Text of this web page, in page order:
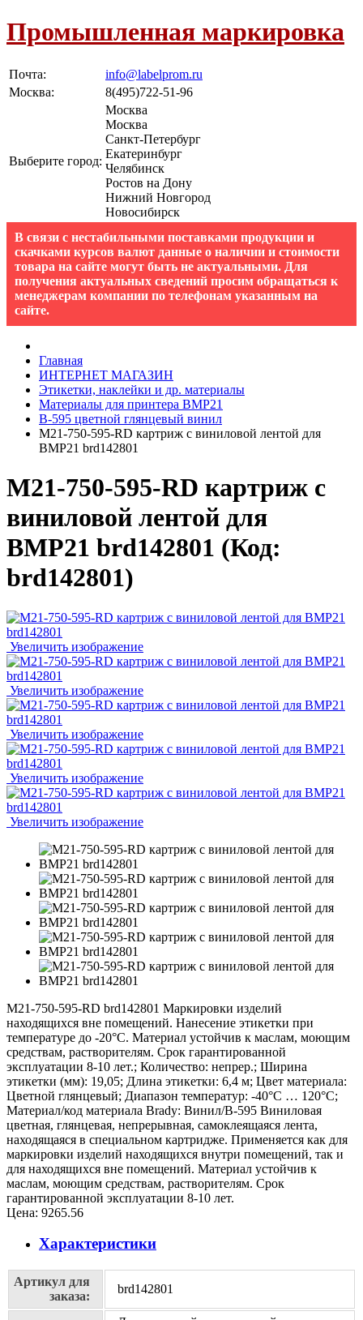
Промышленная маркировка
Почта:
info@labelprom.ru
Москва: 8(495)722-51-96
Выберите город:
Москва
Москва
Санкт-Петербург
Екатеринбург
Челябинск
Ростов на Дону
Нижний Новгород
Новосибирск
В связи с нестабильными поставками продукции и
скачками курсов валют данные о наличии и стоимости
товара на сайте могут быть не актуальными. Для
получения актуальных сведений просим обращаться к
менеджерам компании по телефонам указанным на
сайте.
Главная
ИНТЕРНЕТ МАГАЗИН
Этикетки, наклейки и др. материалы
Материалы для принтера BMP21
B-595 цветной глянцевый винил
M21-750-595-RD картриж с виниловой лентой для
BMP21 brd142801
M21-750-595-RD картриж с
виниловой лентой для
BMP21 brd142801 (Код:
brd142801)
Увеличить изображение
Увеличить изображение
Увеличить изображение
Увеличить изображение
Увеличить изображение
M21-750-595-RD brd142801 Маркировки изделий
находящихся вне помещений. Нанесение этикетки при
температуре до -20°C. Материал устойчив к маслам, моющим
средствам, растворителям. Срок гарантированной
эксплуатации 8-10 лет.; Количество: непрер.; Ширина
этикетки (мм): 19,05; Длина этикетки: 6,4 м; Цвет материала:
Цветной глянцевый; Диапазон температур: -40°C … 120°C;
Материал/код материала Brady: Винил/В-595 Виниловая
цветная, глянцевая, непрерывная, самоклеящаяся лента,
находящаяся в специальном картридже. Применяется как для
маркировки изделий находящихся внутри помещений, так и
для находящихся вне помещений. Материал устойчив к
маслам, моющим средствам, растворителям. Срок
гарантированной эксплуатации 8-10 лет.
Цена: 9265.56
Характеристики
Артикул для
заказа:
brd142801